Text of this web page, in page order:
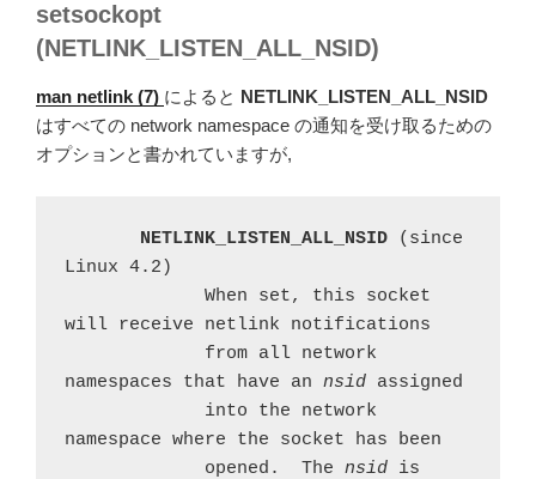
setsockopt
(NETLINK_LISTEN_ALL_NSID)
man netlink (7) によると NETLINK_LISTEN_ALL_NSID
はすべての network namespace の通知を受け取るための
オプションと書かれていますが,
NETLINK_LISTEN_ALL_NSID
(since
Linux 4.2)
will receive netlink notifications
namespaces that have an nsid assigned
namespace where the socket has been
             opened.  The
nsid is